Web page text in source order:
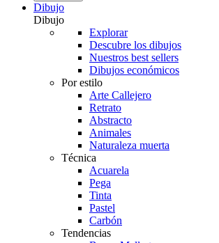
Dibujo
Dibujo
Explorar
Descubre los dibujos
Nuestros best sellers
Dibujos económicos
Por estilo
Arte Callejero
Retrato
Abstracto
Animales
Naturaleza muerta
Técnica
Acuarela
Pega
Tinta
Pastel
Carbón
Tendencias